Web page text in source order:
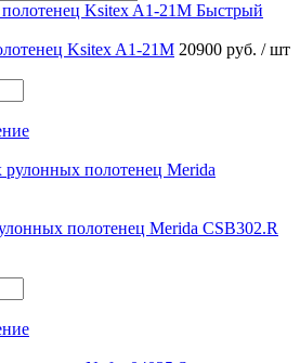
Быстрый
Ksitex A1-21M 20900 руб. / шт
полотенец Merida CSB302.R